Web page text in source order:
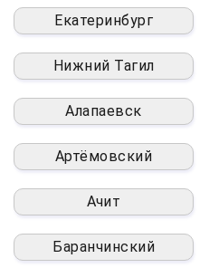
Екатеринбург
Нижний Тагил
Алапаевск
Артёмовский
Ачит
Баранчинский